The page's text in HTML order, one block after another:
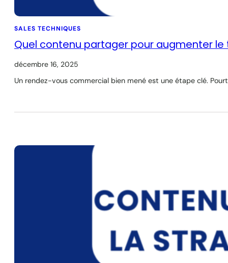
SALES TECHNIQUES
Quel contenu partager pour augmenter le
décembre 16, 2025
Un rendez-vous commercial bien mené est une étape clé.